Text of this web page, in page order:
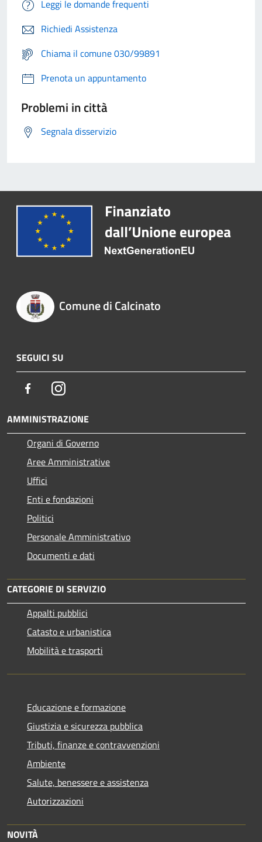
Leggi le domande frequenti
Richiedi Assistenza
Chiama il comune 030/99891
Prenota un appuntamento
Problemi in città
Segnala disservizio
Comune di Calcinato
SEGUICI SU
FacebookInstagram
AMMINISTRAZIONE
Organi di Governo
Aree Amministrative
Uffici
Enti e fondazioni
Politici
Personale Amministrativo
Documenti e dati
CATEGORIE DI SERVIZIO
Appalti pubblici
Catasto e urbanistica
Mobilità e trasporti
Educazione e formazione
Giustizia e sicurezza pubblica
Tributi, finanze e contravvenzioni
Ambiente
Salute, benessere e assistenza
Autorizzazioni
NOVITÀ